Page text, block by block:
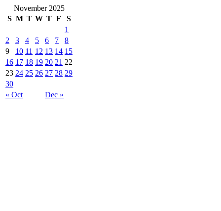
November 2025
S M T W T F S
« Oct Dec »
1
2
3 4 5 6 7
8
9
10 11 12 13 14 15
16 17 18 19 20 21 22
23 24 25 26 27 28 29
30